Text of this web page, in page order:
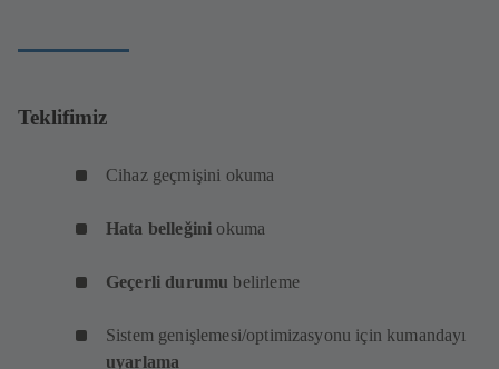
Teklifimiz
Cihaz geçmişini okuma
Hata belleğini okuma
Geçerli durumu belirleme
Sistem genişlemesi/optimizasyonu için kumandayı
uyarlama